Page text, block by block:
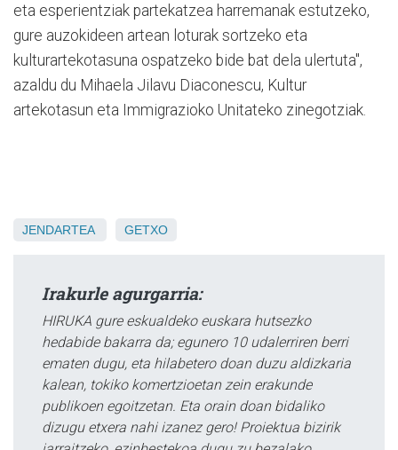
eta esperientziak partekatzea harremanak estutzeko,
gure auzokideen artean loturak sortzeko eta
kulturartekotasuna ospatzeko bide bat dela ulertuta",
azaldu du Mihaela Jilavu Diaconescu, Kultur
artekotasun eta Immigrazioko Unitateko zinegotziak.
JENDARTEA GETXO
Irakurle agurgarria:
HIRUKA gure eskualdeko euskara hutsezko
hedabide bakarra da; egunero 10 udalerriren berri
ematen dugu, eta hilabetero doan duzu aldizkaria
kalean, tokiko komertzioetan zein erakunde
publikoen egoitzetan. Eta orain doan bidaliko
dizugu etxera nahi izanez gero! Proiektua bizirik